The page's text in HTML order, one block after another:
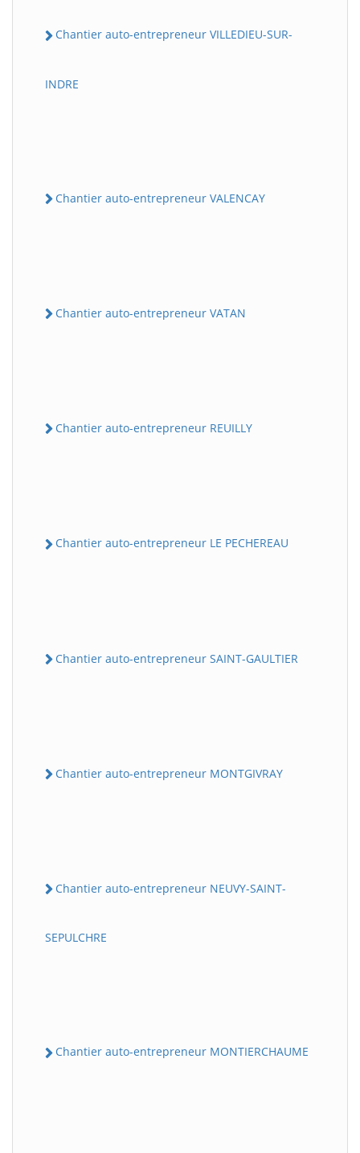
Chantier auto-entrepreneur VILLEDIEU-SUR-
INDRE
Chantier auto-entrepreneur VALENCAY
Chantier auto-entrepreneur VATAN
Chantier auto-entrepreneur REUILLY
Chantier auto-entrepreneur LE PECHEREAU
Chantier auto-entrepreneur SAINT-GAULTIER
Chantier auto-entrepreneur MONTGIVRAY
Chantier auto-entrepreneur NEUVY-SAINT-
SEPULCHRE
Chantier auto-entrepreneur MONTIERCHAUME